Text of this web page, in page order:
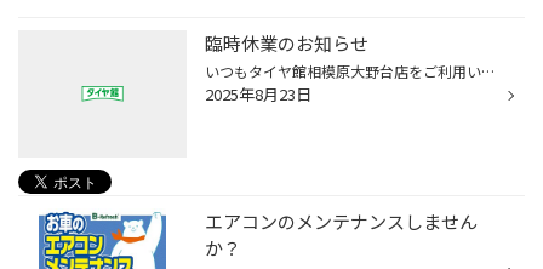
臨時休業のお知らせ
いつもタイヤ館相模原大野台店をご利用いただき、誠にありがとうございます。 急なご案内となり恐縮ですが8月25日(月)は臨時休業とさせて頂くことになりました。 お客様には大変ご迷惑をおかけいたしますことを深くお詫び申し上げます。
2025年8月23日
エアコンのメンテナンスしません
か？